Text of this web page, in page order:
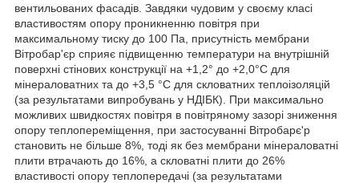
вентильованих фасадів. Завдяки чудовим у своєму класі
властивостям опору проникненню повітря при
максимальному тиску до 100 Па, присутність мембрани
Вітробар'єр сприяє підвищенню температури на внутрішній
поверхні стінових конструкції на +1,2° до +2,0°С для
мінераловатних та до +3,5 °С для скловатних теплоізоляцій
(за результатами випробувань у НДІБК). При максимально
можливих швидкостях повітря в повітряному зазорі зниження
опору теплопереміщення, при застосуванні Вітробарє'р
становить не більше 8%, тоді як без мембрани мінераловатні
плити втрачають до 16%, а скловатні плити до 26%
властивості опору теплопередачі (за результатами